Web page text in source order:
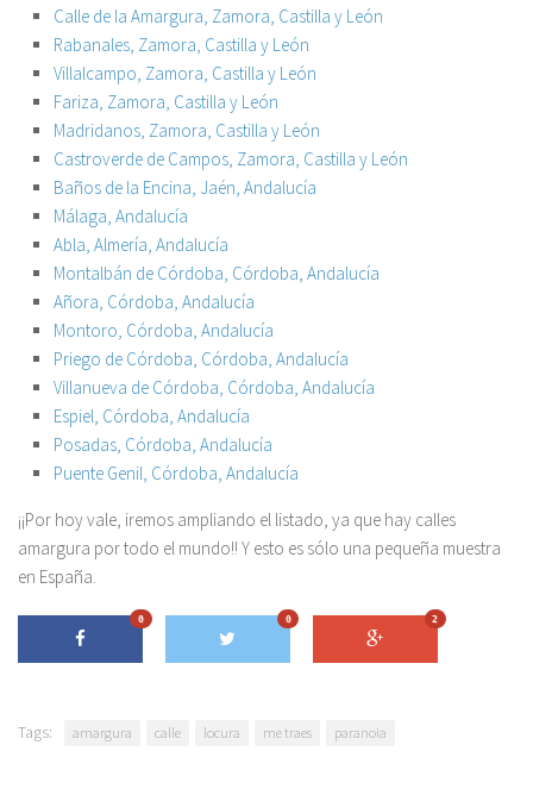
Calle de la Amargura, Zamora, Castilla y León
Rabanales, Zamora, Castilla y León
Villalcampo, Zamora, Castilla y León
Fariza, Zamora, Castilla y León
Madridanos, Zamora, Castilla y León
Castroverde de Campos, Zamora, Castilla y León
Baños de la Encina, Jaén, Andalucía
Málaga, Andalucía
Abla, Almería, Andalucía
Montalbán de Córdoba, Córdoba, Andalucía
Añora, Córdoba, Andalucía
Montoro, Córdoba, Andalucía
Priego de Córdoba, Córdoba, Andalucía
Villanueva de Córdoba, Córdoba, Andalucía
Espiel, Córdoba, Andalucía
Posadas, Córdoba, Andalucía
Puente Genil, Córdoba, Andalucía
¡¡Por hoy vale, iremos ampliando el listado, ya que hay calles
amargura por todo el mundo!! Y esto es sólo una pequeña muestra
en España.
0 0 2
Tags: amargura calle locura me traes paranoia